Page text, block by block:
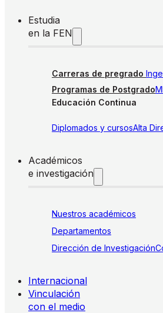
Estudia
en la FEN
Carreras de pregrado
Programas de Postgrado
Educación Continua
Diplomados y cursosAlta
Académicos
e investigación
Nuestros académicos
Departamentos
Dirección de Investigación
Internacional
Vinculación
con el medio